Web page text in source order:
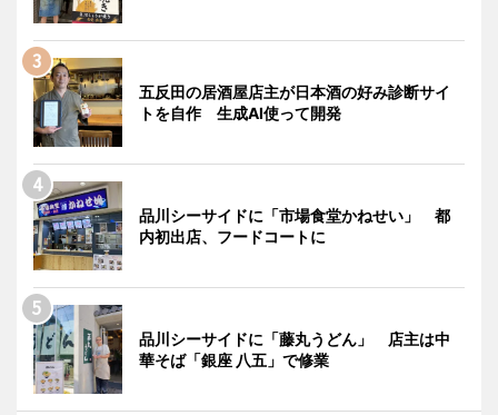
五反田の居酒屋店主が日本酒の好み診断サイ
トを自作 生成AI使って開発
品川シーサイドに「市場食堂かねせい」 都
内初出店、フードコートに
品川シーサイドに「藤丸うどん」 店主は中
華そば「銀座 八五」で修業